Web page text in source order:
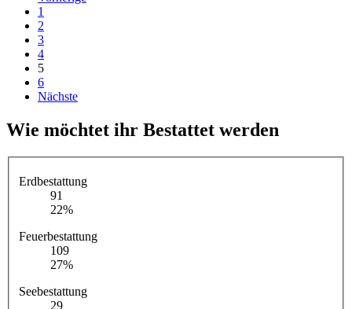
1
2
3
4
5
6
Nächste
Wie möchtet ihr Bestattet werden
Erdbestattung
91
22%
Feuerbestattung
109
27%
Seebestattung
29